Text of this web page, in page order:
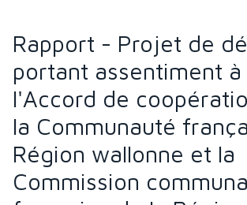
Rapport - Projet de
portant assentiment à
l'Accord de
la Communauté
Région wallonne et la
Commission